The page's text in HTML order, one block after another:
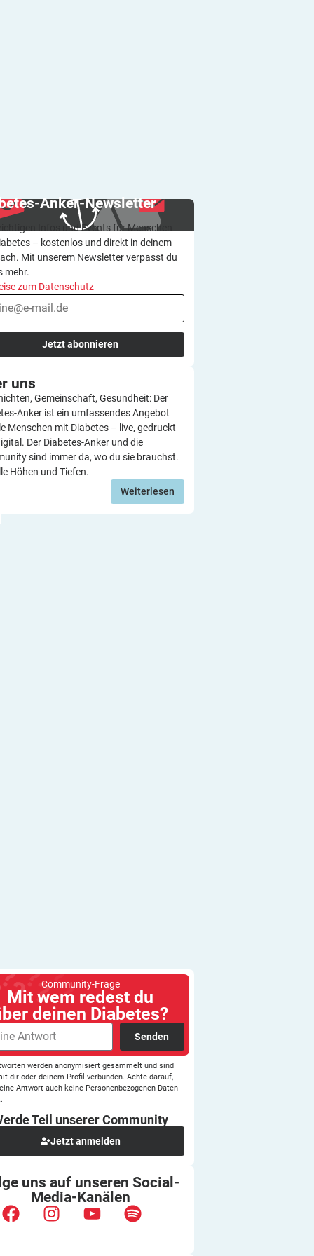
Anker-Newsletter
Infos und Events für Menschen
– kostenlos und direkt in deinem
Mit unserem Newsletter verpasst du
mehr.
zum Datenschutz
Jetzt abonnieren
uns
Gemeinschaft, Gesundheit: Der
Anker ist ein umfassendes Angebot
Menschen mit Diabetes – live, gedruckt
Der Diabetes-Anker und die
sind immer da, wo du sie brauchst.
Höhen und Tiefen.
Weiterlesen
Community-Frage
Mit wem redest du
deinen Diabetes?
Senden
werden anonymisiert gesammelt und sind
dir oder deinem Profil verbunden. Achte darauf,
Antwort auch keine Personenbezogenen Daten
Teil unsererCommunity
Jetzt anmelden
uns auf unserenSocial-
Media-Kanälen